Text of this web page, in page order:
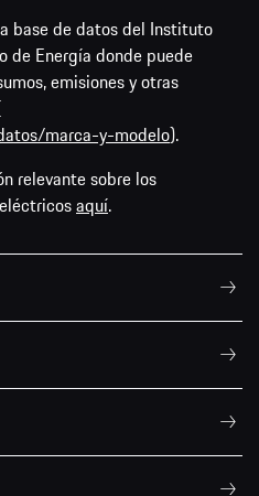
base de datos del Instituto
de Energía donde puede
emisiones y otras
marca-y-modelo).
relevante sobre los
aquí.